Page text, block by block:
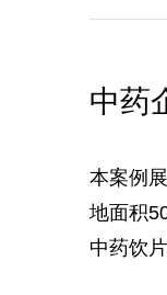
中药
本案例
地面积
中药饮